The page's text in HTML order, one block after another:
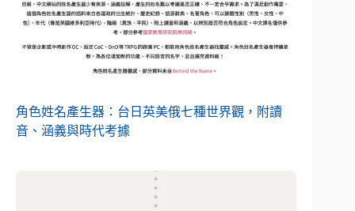
角色姓名產生器：台日英美俄七種世界觀，附讀
音、涵義與時代考據